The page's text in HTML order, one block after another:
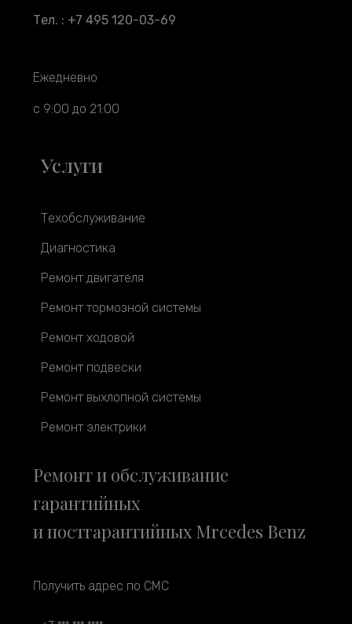
Тел. : +7 495 120-03-69
Ежедневно
с 9:00 до 21:00
Услуги
Техобслуживание
Диагностика
Ремонт двигателя
Ремонт тормозной системы
Ремонт ходовой
Ремонт подвески
Ремонт выхлопной системы
Ремонт электрики
Ремонт и обслуживание
гарантийных
и постгарантийных Mrcedes Benz
Получить адрес по СМС